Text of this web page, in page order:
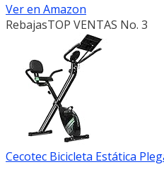
Ver en Amazon
RebajasTOP VENTAS No. 3
Cecotec Bicicleta Estática